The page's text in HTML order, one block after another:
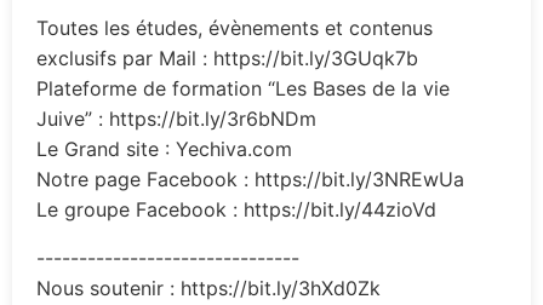
Toutes les études, évènements et contenus
exclusifs par Mail : https://bit.ly/3GUqk7b
Plateforme de formation “Les Bases de la vie
Juive” : https://bit.ly/3r6bNDm
Le Grand site : Yechiva.com
Notre page Facebook : https://bit.ly/3NREwUa
Le groupe Facebook : https://bit.ly/44zioVd
-------------------------------
Nous soutenir : https://bit.ly/3hXd0Zk